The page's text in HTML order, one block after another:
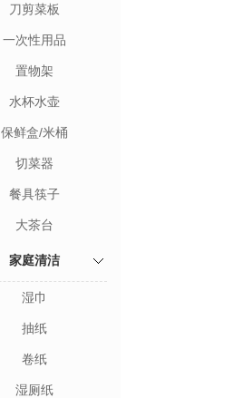
刀剪菜板
一次性用品
置物架
水杯水壶
保鲜盒/米桶
切菜器
餐具筷子
大茶台
家庭清洁
湿巾
抽纸
卷纸
湿厕纸